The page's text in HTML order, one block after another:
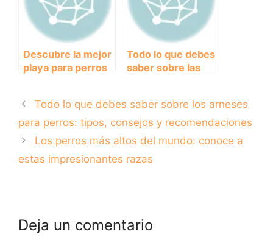
Descubre la mejor
playa para perros
amigo peludo
Todo lo que debes
saber sobre las
tratamiento y
consejos útiles
Todo lo que debes saber sobre los arneses
para perros: tipos, consejos y recomendaciones
Los perros más altos del mundo: conoce a
estas impresionantes razas
Deja un comentario